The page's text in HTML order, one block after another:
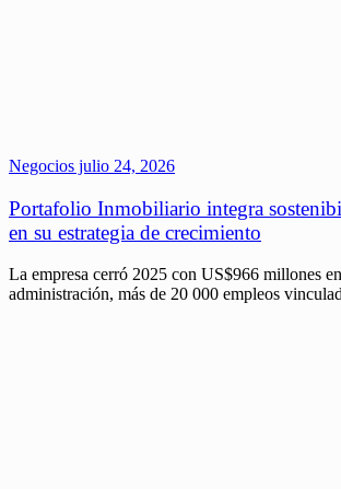
Negocios julio 24, 2026
Portafolio Inmobiliario integra
en su estrategia de crecimiento
La empresa cerró 2025 con US$966 millones
administración, más de 20 000 empleos